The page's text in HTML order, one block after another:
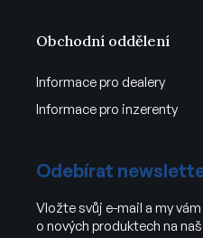
Obchodní oddělení
Informace pro dealery
Informace pro inzerenty
Odebírat
Vložte svůj e-mail a my
o nových produktech na